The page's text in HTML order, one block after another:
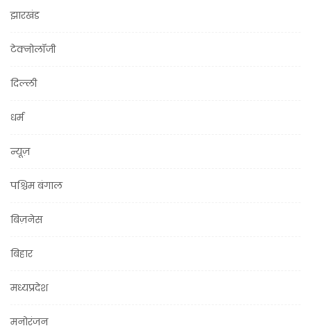
झारखंड
टेक्नोलॉजी
दिल्ली
धर्म
न्यूज़
पश्चिम बंगाल
बिज़नेस
बिहार
मध्यप्रदेश
मनोरंजन